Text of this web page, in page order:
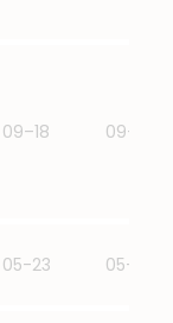
09–18 09–19
05-23 05-23